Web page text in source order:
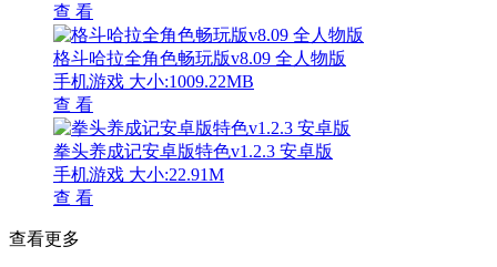
查 看
格斗哈拉全角色畅玩版v8.09 全人物版
手机游戏 大小:1009.22MB
查 看
拳头养成记安卓版特色v1.2.3 安卓版
手机游戏 大小:22.91M
查 看
查看更多